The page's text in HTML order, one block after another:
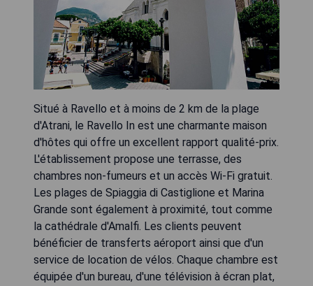
Situé à Ravello et à moins de 2 km de la plage
d'Atrani, le Ravello In est une charmante maison
d'hôtes qui offre un excellent rapport qualité-prix.
L'établissement propose une terrasse, des
chambres non-fumeurs et un accès Wi-Fi gratuit.
Les plages de Spiaggia di Castiglione et Marina
Grande sont également à proximité, tout comme
la cathédrale d'Amalfi. Les clients peuvent
bénéficier de transferts aéroport ainsi que d'un
service de location de vélos. Chaque chambre est
équipée d'un bureau, d'une télévision à écran plat,